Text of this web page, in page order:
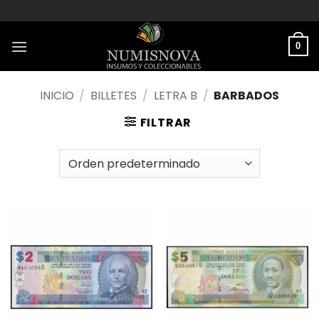
al
contenido
0
INICIO / BILLETES / LETRA B / BARBADOS
FILTRAR